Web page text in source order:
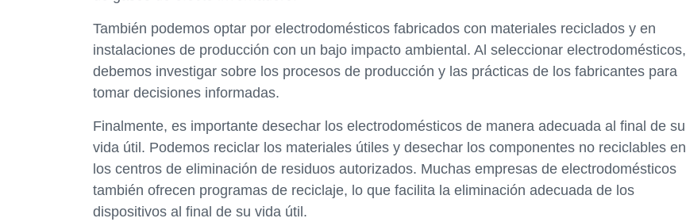
También podemos optar por electrodomésticos fabricados con materiales reciclados y en
instalaciones de producción con un bajo impacto ambiental. Al seleccionar electrodomésticos,
debemos investigar sobre los procesos de producción y las prácticas de los fabricantes para
tomar decisiones informadas.
Finalmente, es importante desechar los electrodomésticos de manera adecuada al final de su
vida útil. Podemos reciclar los materiales útiles y desechar los componentes no reciclables en
los centros de eliminación de residuos autorizados. Muchas empresas de electrodomésticos
también ofrecen programas de reciclaje, lo que facilita la eliminación adecuada de los
dispositivos al final de su vida útil.